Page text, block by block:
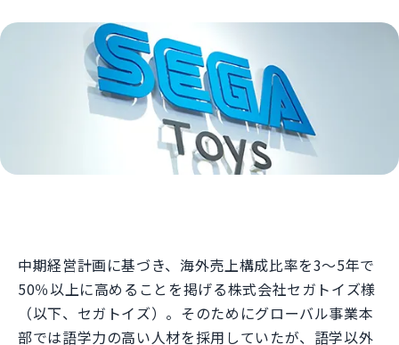
中期経営計画に基づき、海外売上構成比率を3～5年で
50％以上に高めることを掲げる株式会社セガトイズ様
（以下、セガトイズ）。そのためにグローバル事業本
部では語学力の高い人材を採用していたが、語学以外